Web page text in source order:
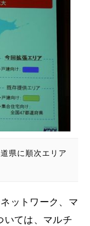
県に順次エリア
ットワーク、マ
いては、マルチ